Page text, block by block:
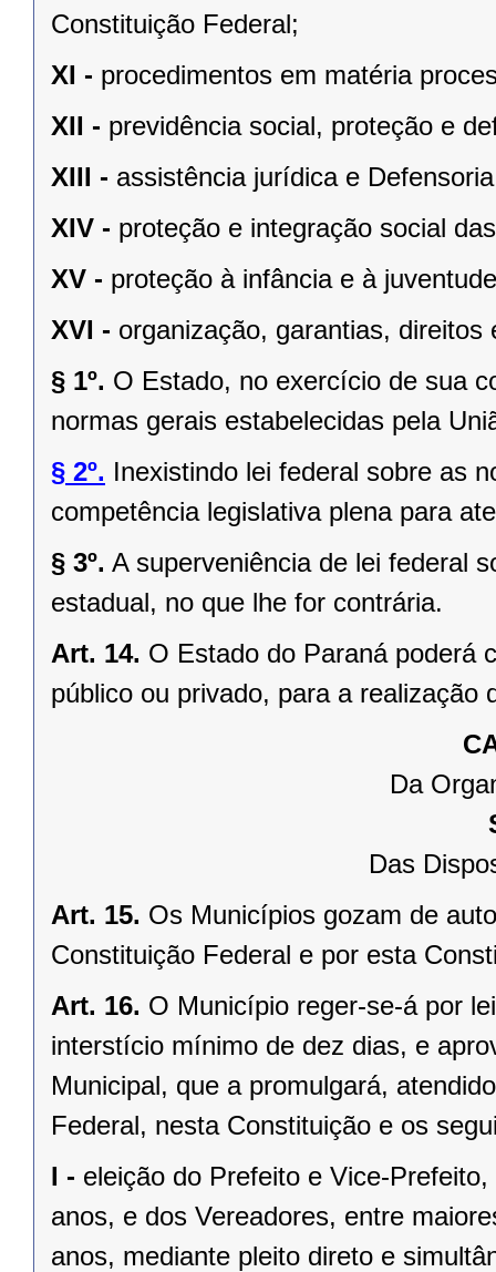
Constituição Federal;
XI - procedimentos em matéria
XII - previdência social, proteção e
XIII - assistência jurídica e
XIV - proteção e integração social
XV - proteção à infância e à
XVI - organização, garantias,
§ 1º. O Estado, no exercício de sua
normas gerais estabelecidas pela
§ 2º. Inexistindo lei federal sobre as
competência legislativa plena para
§ 3º. A superveniência de lei federal
estadual, no que lhe for contrária.
Art. 14. O Estado do Paraná poderá
público ou privado, para a realização
Da
Das
Art. 15. Os Municípios gozam de
Constituição Federal e por esta
Art. 16. O Município reger-se-á por
interstício mínimo de dez dias, e
Municipal, que a promulgará,
Federal, nesta Constituição e os
I - eleição do Prefeito e Vice-
anos, e dos Vereadores, entre
anos, mediante pleito direto e